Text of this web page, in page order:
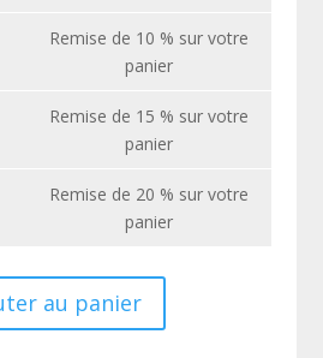
Remise de 10 % sur votre
panier
Remise de 15 % sur votre
panier
Remise de 20 % sur votre
panier
au panier